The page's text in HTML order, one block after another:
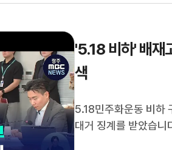
'5.18 비하' 배재
색
5.18민주화운동 비하
대거 징계를 받았습니